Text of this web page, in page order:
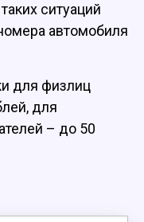
ситуаций
автомобиля
для физлиц
для
– до 50